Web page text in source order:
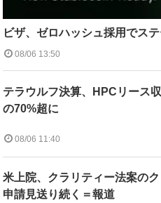
ビザ、ゼロハッシュ採用でス
08/06 13:50
テラウルフ決算、HPCリース
の70%超に
08/06 11:40
米上院、クラリティー法案の
申請見送り続く＝報道